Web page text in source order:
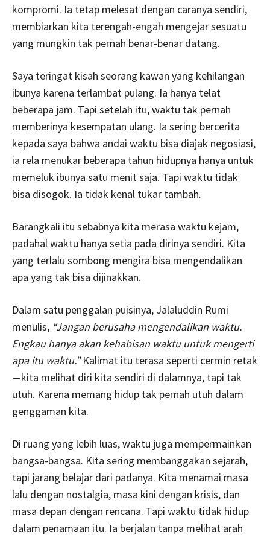
kompromi. Ia tetap melesat dengan caranya sendiri,
membiarkan kita terengah-engah mengejar sesuatu
yang mungkin tak pernah benar-benar datang.
Saya teringat kisah seorang kawan yang kehilangan
ibunya karena terlambat pulang. Ia hanya telat
beberapa jam. Tapi setelah itu, waktu tak pernah
memberinya kesempatan ulang. Ia sering bercerita
kepada saya bahwa andai waktu bisa diajak negosiasi,
ia rela menukar beberapa tahun hidupnya hanya untuk
memeluk ibunya satu menit saja. Tapi waktu tidak
bisa disogok. Ia tidak kenal tukar tambah.
Barangkali itu sebabnya kita merasa waktu kejam,
padahal waktu hanya setia pada dirinya sendiri. Kita
yang terlalu sombong mengira bisa mengendalikan
apa yang tak bisa dijinakkan.
Dalam satu penggalan puisinya, Jalaluddin Rumi
menulis, “Jangan berusaha mengendalikan waktu.
Engkau hanya akan kehabisan waktu untuk mengerti
apa itu waktu.”Kalimat itu terasa seperti cermin retak
—kita melihat diri kita sendiri di dalamnya, tapi tak
utuh. Karena memang hidup tak pernah utuh dalam
genggaman kita.
Di ruang yang lebih luas, waktu juga mempermainkan
bangsa-bangsa. Kita sering membanggakan sejarah,
tapi jarang belajar dari padanya. Kita menamai masa
lalu dengan nostalgia, masa kini dengan krisis, dan
masa depan dengan rencana. Tapi waktu tidak hidup
dalam penamaan itu. Ia berjalan tanpa melihat arah